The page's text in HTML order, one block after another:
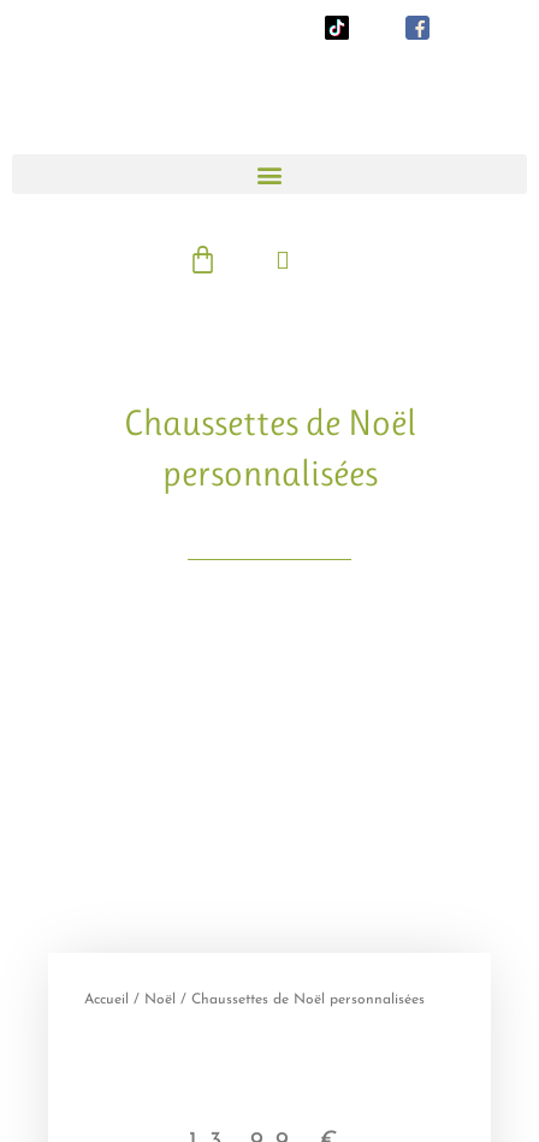
Panier
Chaussettes de Noël
personnalisées
Accueil / Noël / Chaussettes de Noël personnalisées